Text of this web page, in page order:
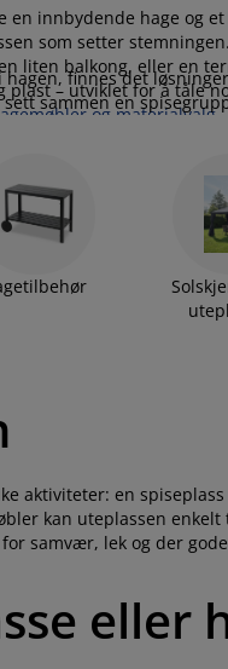
en innbydende hage og
som setter
liten balkong, eller en
– utviklet for å tåle
og materialvalg.
finnes det
sammen en
til sommerens
aktiviteter: en
kan uteplassen
samvær, lek og der
eller